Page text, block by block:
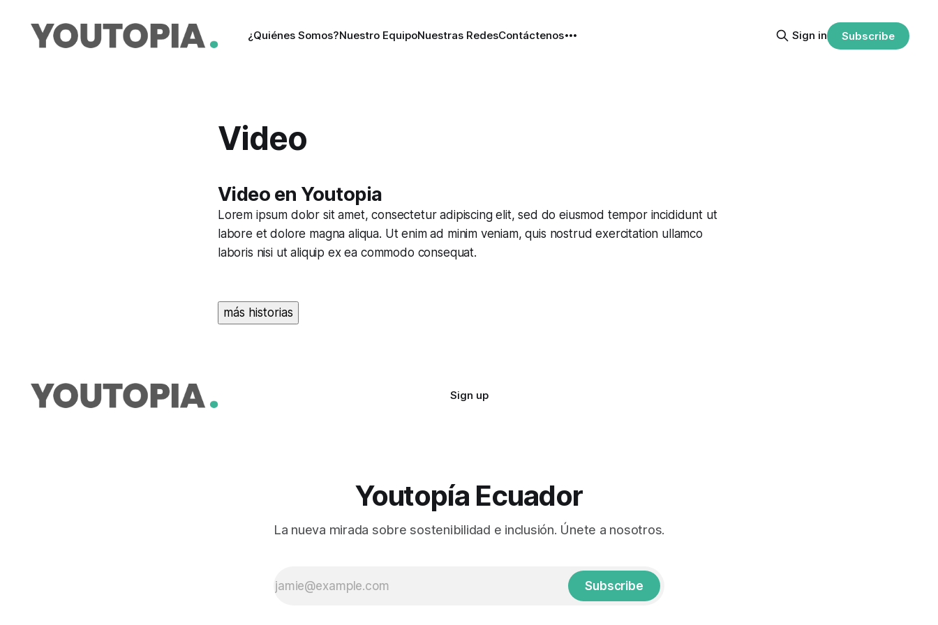
¿Quiénes Somos?Nuestro EquipoNuestras RedesContáctenos Sign in Subscribe
Video
Video en Youtopia
Lorem ipsum dolor sit amet, consectetur adipiscing elit, sed do eiusmod tempor incididunt ut
labore et dolore magna aliqua. Ut enim ad minim veniam, quis nostrud exercitation ullamco
laboris nisi ut aliquip ex ea commodo consequat.
más historias
Sign up
Youtopía Ecuador
La nueva mirada sobre sostenibilidad e inclusión. Únete a nosotros.
Subscribe